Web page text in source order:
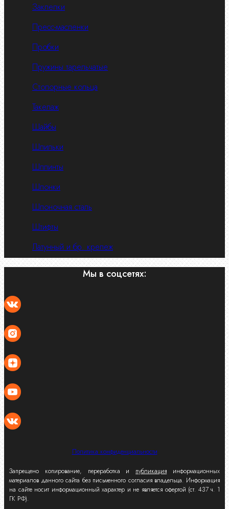
Заклепки
Пресс-масленки
Пробки
Пружины тарельчатые
Стопорные кольца
Такелаж
Шайбы
Шпильки
Шплинты
Шпонки
Шпоночная сталь
Штифты
Латунный и бр. крепеж
Мы в соцсетях:
Политика конфиденциальности
Запрещено копирование, переработка и публикация информационных
материалов данного сайта без письменного согласия владельца. Информация
на сайте носит информационный характер и не является офертой (ст. 437 ч. 1
ГК РФ).